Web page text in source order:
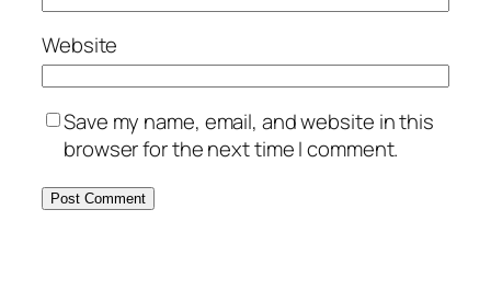
Website
Save my name, email, and website in this
browser for the next time I comment.